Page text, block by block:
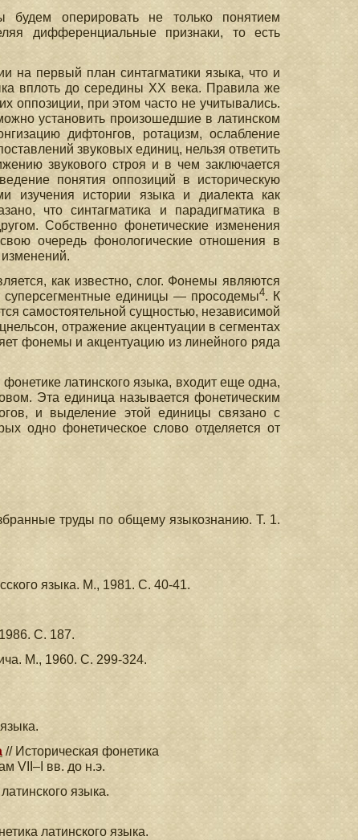
будем оперировать не только понятием
дифференциальные признаки, то есть
на первый план синтагматики языка, что и
вплоть до середины XX века. Правила же
оппозиции, при этом часто не учитывались.
установить произошедшие в латинском
дифтонгов, ротацизм, ослабление
звуковых единиц, нельзя ответить
звукового строя и в чем заключается
понятия оппозиций в историческую
изучения истории языка и диалекта как
что синтагматика и парадигматика в
Собственно фонетические изменения
очередь фонологические отношения в
изменений.
как известно, слог. Фонемы являются
суперсегментные единицы — просодемы4. К
самостоятельной сущностью, независимой
отражение акцентуации в сегментах
фонемы и акцентуацию из линейного ряда
латинского языка, входит еще одна,
Эта единица называется фонетическим
и выделение этой единицы связано с
одно фонетическое слово отделяется от
труды по общему языкознанию. Т. 1.
языка. М., 1981. С. 40-41.
С. 187.
М., 1960. С. 299-324.
// Историческая фонетика
VII–I вв. до н.э.
языка.
латинского языка.